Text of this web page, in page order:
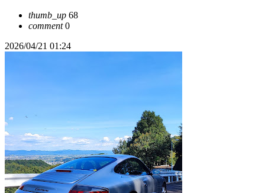
thumb_up 68
comment0
2026/04/21 01:24